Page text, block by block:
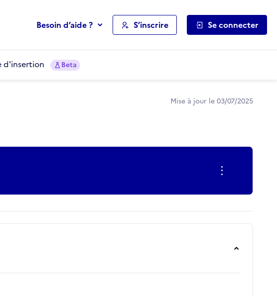
Besoin d’aide ? S’inscrire Se connecter
d'insertion Beta
Mise à jour le 03/07/2025